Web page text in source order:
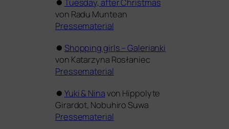
⏺ Tuesday, after Christmas
von Radu Muntean
Pressematerial
⏺ Shopping girls – Galerianki
von Katarzyna Rosłaniec
Pressematerial
⏺ Yuki & Ninavon Hippolyte
Girardot, Nobuhiro Suwa
Pressematerial